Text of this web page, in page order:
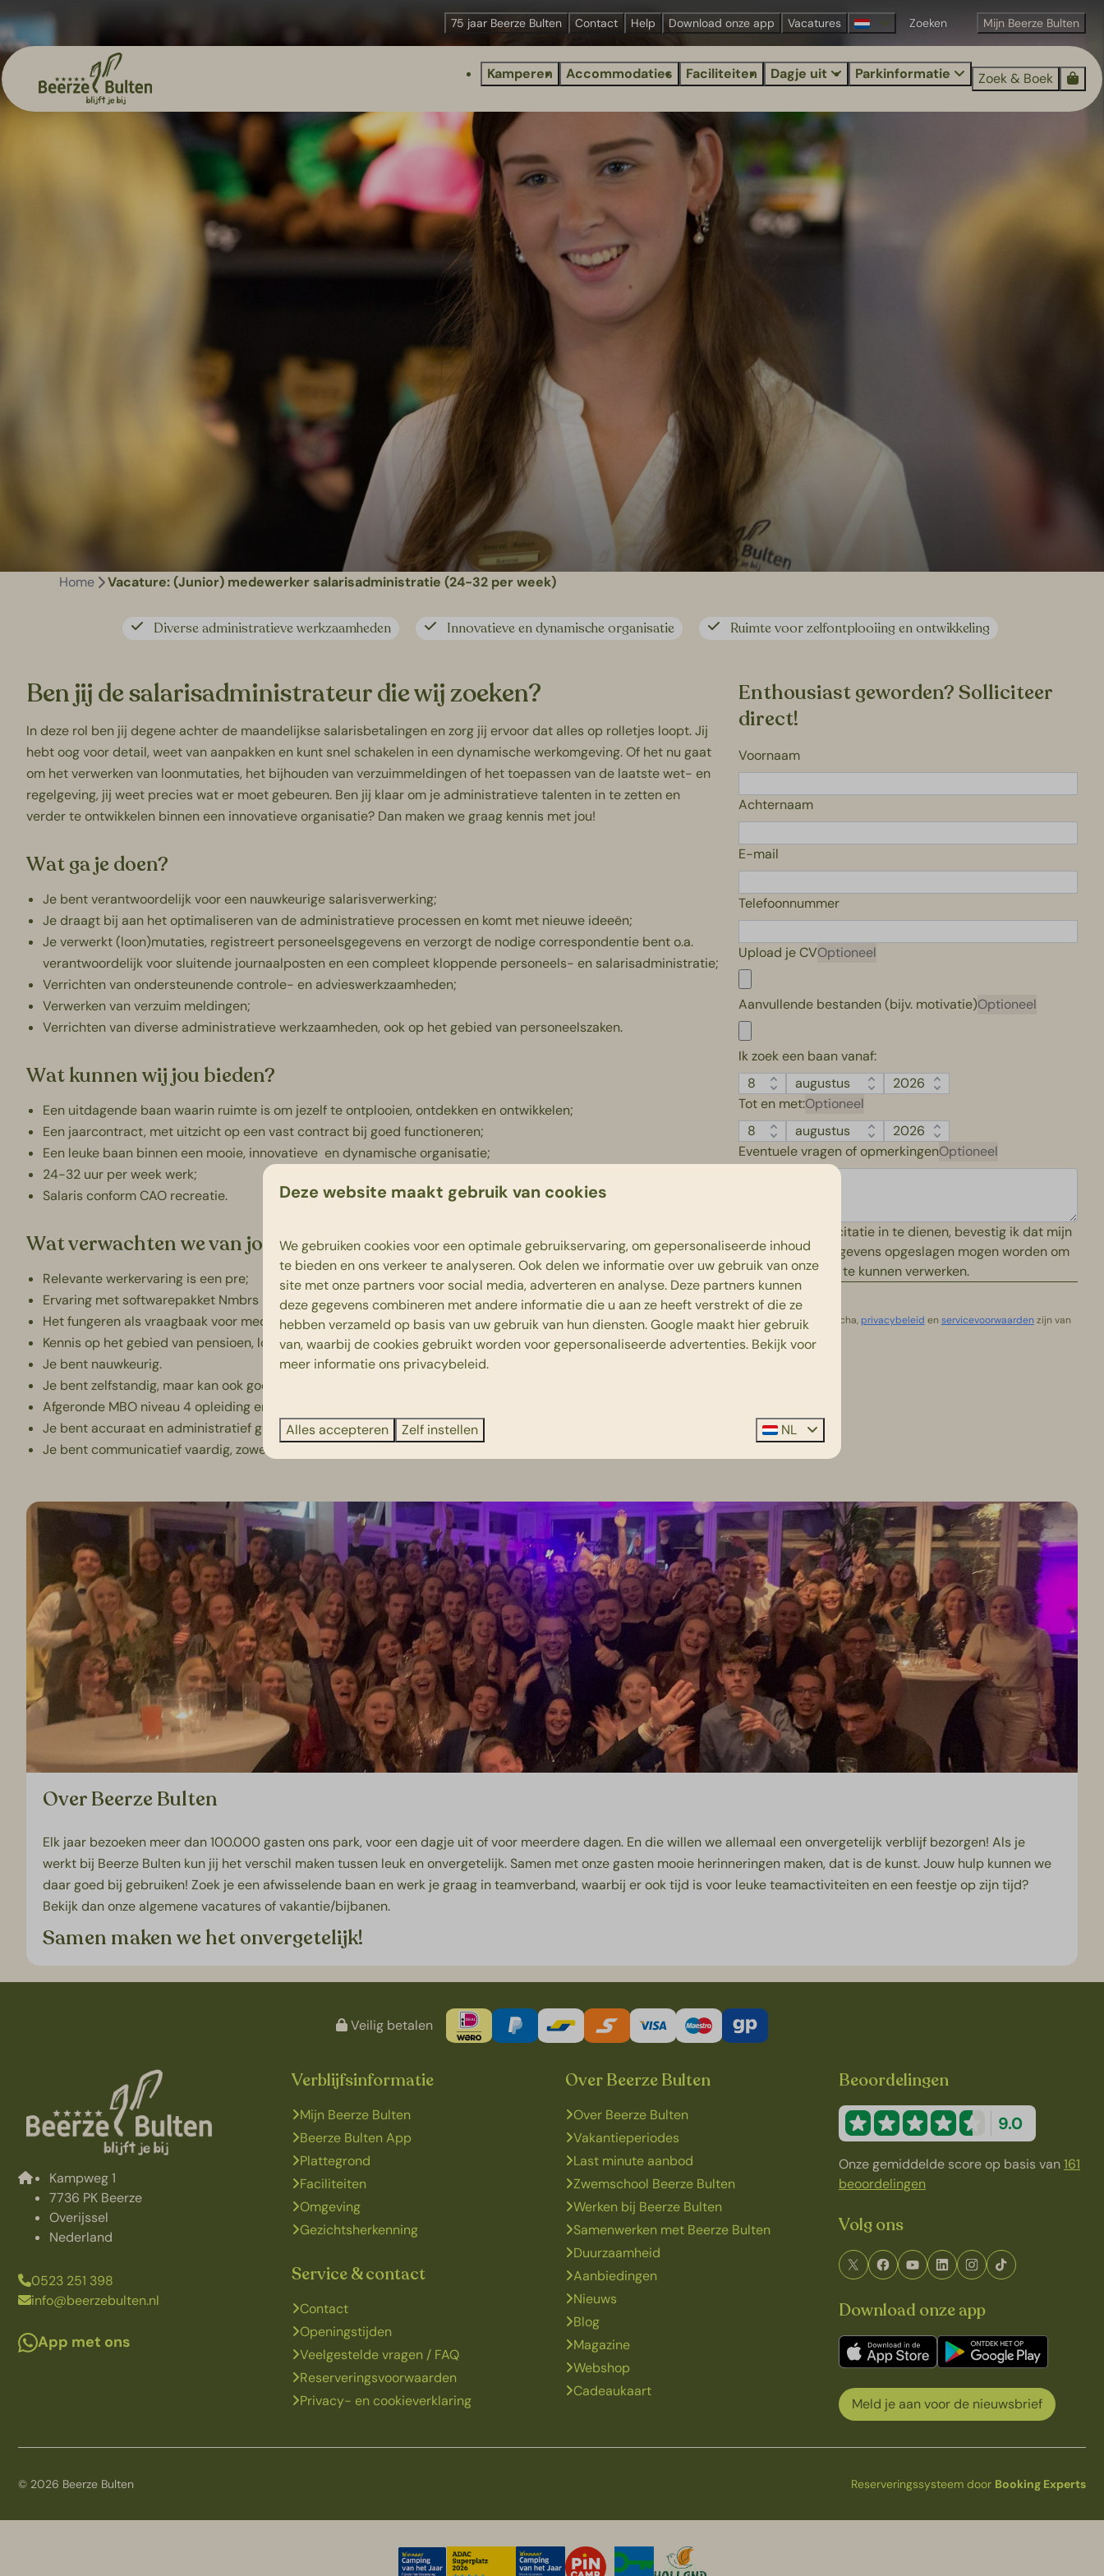
75 jaar Beerze Bulten Contact Help Download onze app Vacatures Mijn Beerze Bulten
Kamperen Accommodaties Faciliteiten Dagje uit Parkinformatie Zoek & Boek
Home Vacature: (Junior) medewerker salarisadministratie (24-32 per week)
Diverse administratieve werkzaamheden Innovatieve en dynamische organisatie Ruimte voor zelfontplooiing en ontwikkeling
Ben jij de salarisadministrateur die wij zoeken?
In deze rol ben jij degene achter de maandelijkse salarisbetalingen en zorg jij ervoor dat alles op rolletjes loopt. Jij
hebt oog voor detail, weet van aanpakken en kunt snel schakelen in een dynamische werkomgeving. Of het nu gaat
om het verwerken van loonmutaties, het bijhouden van verzuimmeldingen of het toepassen van de laatste wet- en
regelgeving, jij weet precies wat er moet gebeuren. Ben jij klaar om je administratieve talenten in te zetten en
verder te ontwikkelen binnen een innovatieve organisatie? Dan maken we graag kennis met jou!
Wat ga je doen?
Je bent verantwoordelijk voor een nauwkeurige salarisverwerking;
Je draagt bij aan het optimaliseren van de administratieve processen en komt met nieuwe ideeën;
Je verwerkt (loon)mutaties, registreert personeelsgegevens en verzorgt de nodige correspondentie bent o.a.
verantwoordelijk voor sluitende journaalposten en een compleet kloppende personeels- en salarisadministratie;
Verrichten van ondersteunende controle- en advieswerkzaamheden;
Verwerken van verzuim meldingen;
Verrichten van diverse administratieve werkzaamheden, ook op het gebied van personeelszaken.
Wat kunnen wij jou bieden?
Een uitdagende baan waarin ruimte is om jezelf te ontplooien, ontdekken en ontwikkelen;
Een jaarcontract, met uitzicht op een vast contract bij goed functioneren;
Een leuke baan binnen een mooie, innovatieve en dynamische organisatie;
24-32 uur per week werk;
Salaris conform CAO recreatie.
Wat verwachten we van jou?
Relevante werkervaring is een pre;
Ervaring met softwarepakket Nmbrs is een pre;
Het fungeren als vraagbaak voor medewerkers en leidinggevenden over salaris gerelateerde zaken.
Kennis op het gebied van pensioen, loonheffing en actuele wetgeving.
Je bent nauwkeurig.
Je bent zelfstandig, maar kan ook goed in een team werken;
Afgeronde MBO niveau 4 opleiding en PDL diploma.
Je bent accuraat en administratief goed onderlegd.
Je bent communicatief vaardig, zowel mondeling als schriftelijk.
Enthousiast geworden? Solliciteer
direct!
Voornaam
Achternaam
E-mail
Telefoonnummer
Upload je CVOptioneel
Aanvullende bestanden (bijv. motivatie)Optioneel
Ik zoek een baan vanaf:
Tot en met:Optioneel
Eventuele vragen of opmerkingenOptioneel
Door deze sollicitatie in te dienen, bevestig ik dat mijn
persoonlijke gegevens opgeslagen mogen worden om
mijn sollicitatie te kunnen verwerken.
Versturen
Beveiligd door reCaptcha, privacybeleid en servicevoorwaarden zijn van
toepassing.
Over Beerze Bulten
Elk jaar bezoeken meer dan 100.000 gasten ons park, voor een dagje uit of voor meerdere dagen. En die willen we allemaal een onvergetelijk verblijf bezorgen! Als je
werkt bij Beerze Bulten kun jij het verschil maken tussen leuk en onvergetelijk. Samen met onze gasten mooie herinneringen maken, dat is de kunst. Jouw hulp kunnen we
daar goed bij gebruiken! Zoek je een afwisselende baan en werk je graag in teamverband, waarbij er ook tijd is voor leuke teamactiviteiten en een feestje op zijn tijd?
Bekijk dan onze algemene vacatures of vakantie/bijbanen.
Samen maken we het onvergetelijk!
Veilig betalen
Kampweg 1
7736 PK Beerze
Overijssel
Nederland
0523 251 398
info@beerzebulten.nl
App met ons
Verblijfsinformatie
Mijn Beerze Bulten
Beerze Bulten App
Plattegrond
Faciliteiten
Omgeving
Gezichtsherkenning
Service & contact
Contact
Openingstijden
Veelgestelde vragen / FAQ
Reserveringsvoorwaarden
Privacy- en cookieverklaring
Over Beerze Bulten
Over Beerze Bulten
Vakantieperiodes
Last minute aanbod
Zwemschool Beerze Bulten
Werken bij Beerze Bulten
Samenwerken met Beerze Bulten
Duurzaamheid
Aanbiedingen
Nieuws
Blog
Magazine
Webshop
Cadeaukaart
Beoordelingen
9.0
Onze gemiddelde score op basis van161
beoordelingen
Volg ons
Download onze app
Meld je aan voor de nieuwsbrief
© 2026 Beerze Bulten Reserveringssysteem door Booking Experts
Deze website maakt gebruik van cookies
We gebruiken cookies voor een optimale gebruikservaring, om gepersonaliseerde inhoud
te bieden en ons verkeer te analyseren. Ook delen we informatie over uw gebruik van onze
site met onze partners voor social media, adverteren en analyse. Deze partners kunnen
deze gegevens combineren met andere informatie die u aan ze heeft verstrekt of die ze
hebben verzameld op basis van uw gebruik van hun diensten.Google maakt hier gebruik
van, waarbij de cookies gebruikt worden voor gepersonaliseerde advertenties. Bekijk voor
meer informatie ons privacybeleid.
Alles accepteren Zelf instellen NL